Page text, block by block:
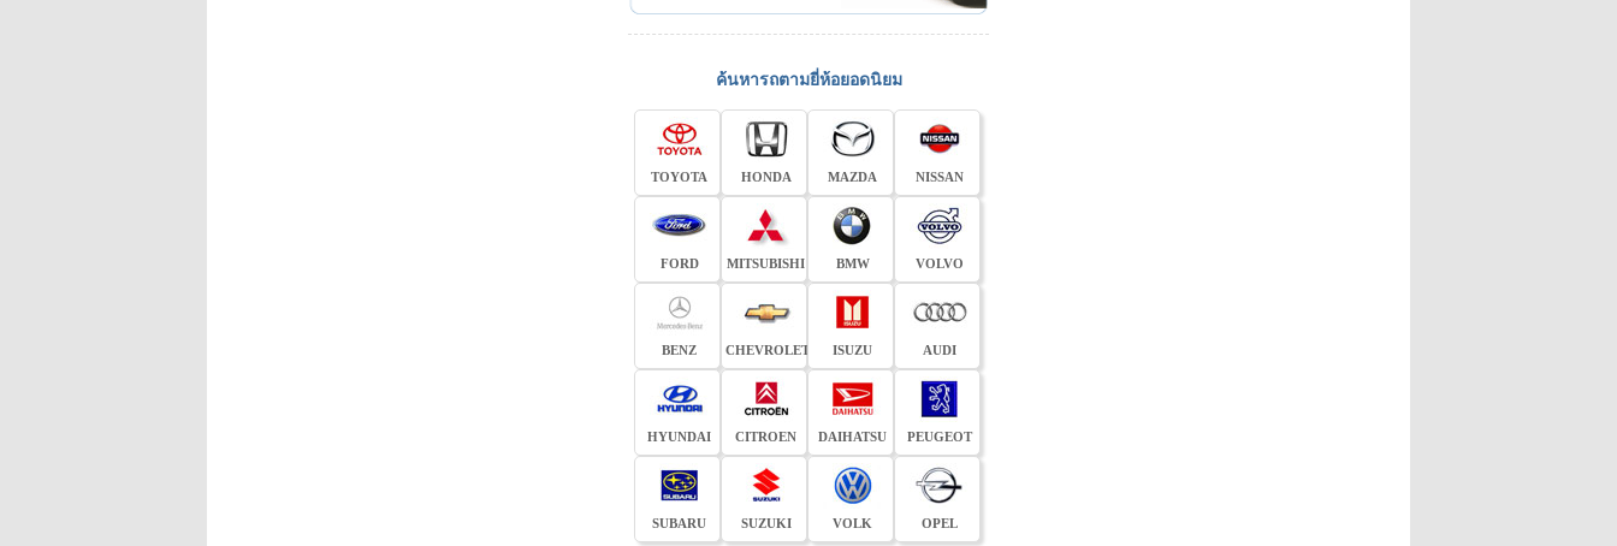
ค้นหารถตามยี่ห้อยอดนิยม
TOYOTA HONDA MAZDA NISSAN
FORD MITSUBISHI BMW VOLVO
BENZ CHEVROLET ISUZU AUDI
HYUNDAI CITROEN DAIHATSU PEUGEOT
SUBARU SUZUKI VOLK OPEL